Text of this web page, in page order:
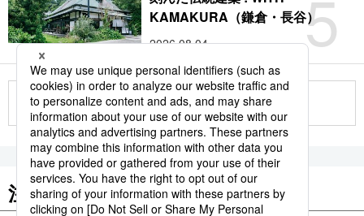
5
KAMAKURA（鎌倉・長谷）
2026.08.04
もっと見る
注目のキーワード